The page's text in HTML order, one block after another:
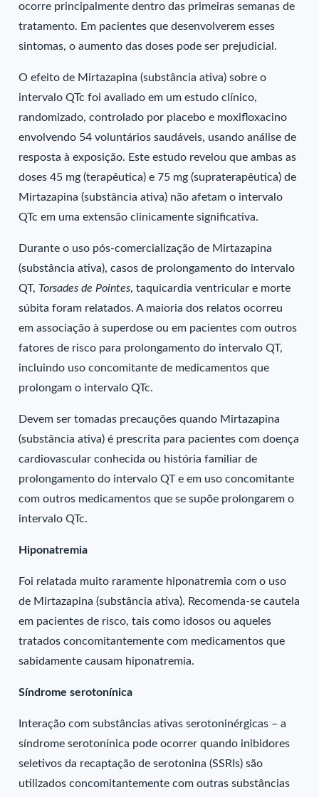
ocorre principalmente dentro das primeiras semanas de
tratamento. Em pacientes que desenvolverem esses
sintomas, o aumento das doses pode ser prejudicial.
O efeito de Mirtazapina (substância ativa) sobre o
intervalo QTc foi avaliado em um estudo clínico,
randomizado, controlado por placebo e moxifloxacino
envolvendo 54 voluntários saudáveis, usando análise de
resposta à exposição. Este estudo revelou que ambas as
doses 45 mg (terapêutica) e 75 mg (supraterapêutica) de
Mirtazapina (substância ativa) não afetam o intervalo
QTc em uma extensão clinicamente significativa.
Durante o uso pós-comercialização de Mirtazapina
(substância ativa), casos de prolongamento do intervalo
QT, Torsades de Pointes, taquicardia ventricular e morte
súbita foram relatados. A maioria dos relatos ocorreu
em associação à superdose ou em pacientes com outros
fatores de risco para prolongamento do intervalo QT,
incluindo uso concomitante de medicamentos que
prolongam o intervalo QTc.
Devem ser tomadas precauções quando Mirtazapina
(substância ativa) é prescrita para pacientes com doença
cardiovascular conhecida ou história familiar de
prolongamento do intervalo QT e em uso concomitante
com outros medicamentos que se supõe prolongarem o
intervalo QTc.
Hiponatremia
Foi relatada muito raramente hiponatremia com o uso
de Mirtazapina (substância ativa). Recomenda-se cautela
em pacientes de risco, tais como idosos ou aqueles
tratados concomitantemente com medicamentos que
sabidamente causam hiponatremia.
Síndrome serotonínica
Interação com substâncias ativas serotoninérgicas – a
síndrome serotonínica pode ocorrer quando inibidores
seletivos da recaptação de serotonina (SSRIs) são
utilizados concomitantemente com outras substâncias